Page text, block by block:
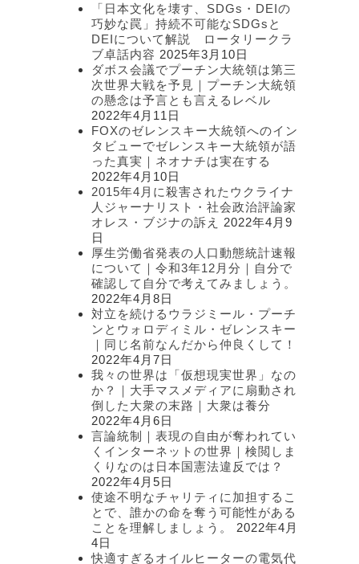
「日本文化を壊す、SDGs・DEIの
巧妙な罠」持続不可能なSDGsと
DEIについて解説 ロータリークラ
ブ卓話内容 2025年3月10日
ダボス会議でプーチン大統領は第三
次世界大戦を予見｜プーチン大統領
の懸念は予言とも言えるレベル
2022年4月11日
FOXのゼレンスキー大統領へのイン
タビューでゼレンスキー大統領が語
った真実｜ネオナチは実在する
2022年4月10日
2015年4月に殺害されたウクライナ
人ジャーナリスト・社会政治評論家
オレス・ブジナの訴え
2022年4月9
日
厚生労働省発表の人口動態統計速報
について｜令和3年12月分｜自分で
確認して自分で考えてみましょう。
2022年4月8日
対立を続けるウラジミール・プーチ
ンとウォロディミル・ゼレンスキー
｜同じ名前なんだから仲良くして！
2022年4月7日
我々の世界は「仮想現実世界」なの
か？｜大手マスメディアに扇動され
倒した大衆の末路｜大衆は養分
2022年4月6日
言論統制｜表現の自由が奪われてい
くインターネットの世界｜検閲しま
くりなのは日本国憲法違反では？
2022年4月5日
使途不明なチャリティに加担するこ
とで、誰かの命を奪う可能性がある
ことを理解しましょう。
2022年4月
4日
快適すぎるオイルヒーターの電気代